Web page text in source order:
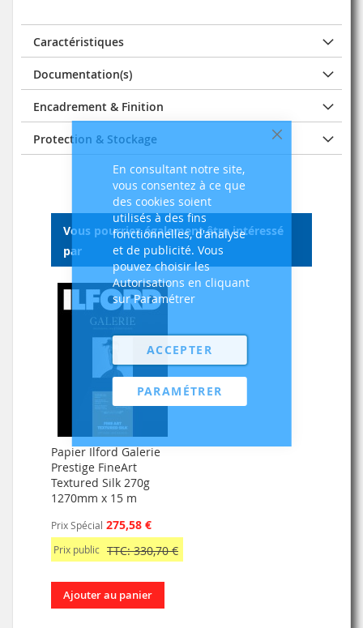
Fermer
En consultant notre site,
vous consentez à ce que
des cookies soient
utilisés à des fins
fonctionnelles, d'analyse
et de publicité. Vous
pouvez choisir les
Autorisations en cliquant
sur Paramétrer
ACCEPTER
PARAMÉTRER
Caractéristiques
Documentation(s)
Encadrement & Finition
Protection & Stockage
Vous pourriez également être intéressé
par
Papier Ilford Galerie
Prestige FineArt
Textured Silk 270g
1270mm x 15 m
Prix Spécial 275,58 €
Prix public TTC: 330,70 €
Ajouter au panier